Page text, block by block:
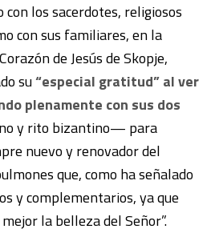
los sacerdotes, religiosos
con sus familiares, en la
de Jesús de Skopje,
su“especial gratitud” al ver
plenamente con sus dos
y rito bizantino— para
nuevo y renovador del
que, como ha señalado
y complementarios, ya que
la belleza del Señor”.